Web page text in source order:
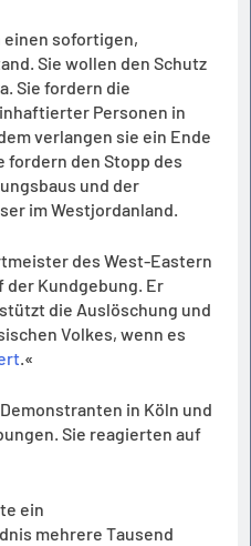
einen sofortigen,
Sie wollen den Schutz
Sie fordern die
Personen in
verlangen sie ein Ende
fordern den Stopp des
und der
im Westjordanland.
des West-Eastern
der Kundgebung. Er
die Auslöschung und
Volkes, wenn es
.«
in Köln und
Sie reagierten auf
ein
mehrere Tausend